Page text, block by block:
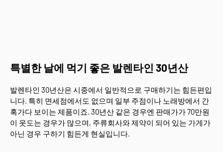
특별한 날에 먹기 좋은 발렌타인 30년산
발렌타인 30년산은 시중에서 일반적으로 구매하기는 힘든편입
니다. 특히 면세점에서도 없으며 일부 주점이나 노래방에서 간
혹가다 보이는 제품이죠. 30년산 같은 경우엔 판매가가 70만원
이 웃도는 경우가 많으며, 주류회사와 제약이 되어 있는 가게가
아닌 경우 구하기 힘든게 현실입니다.